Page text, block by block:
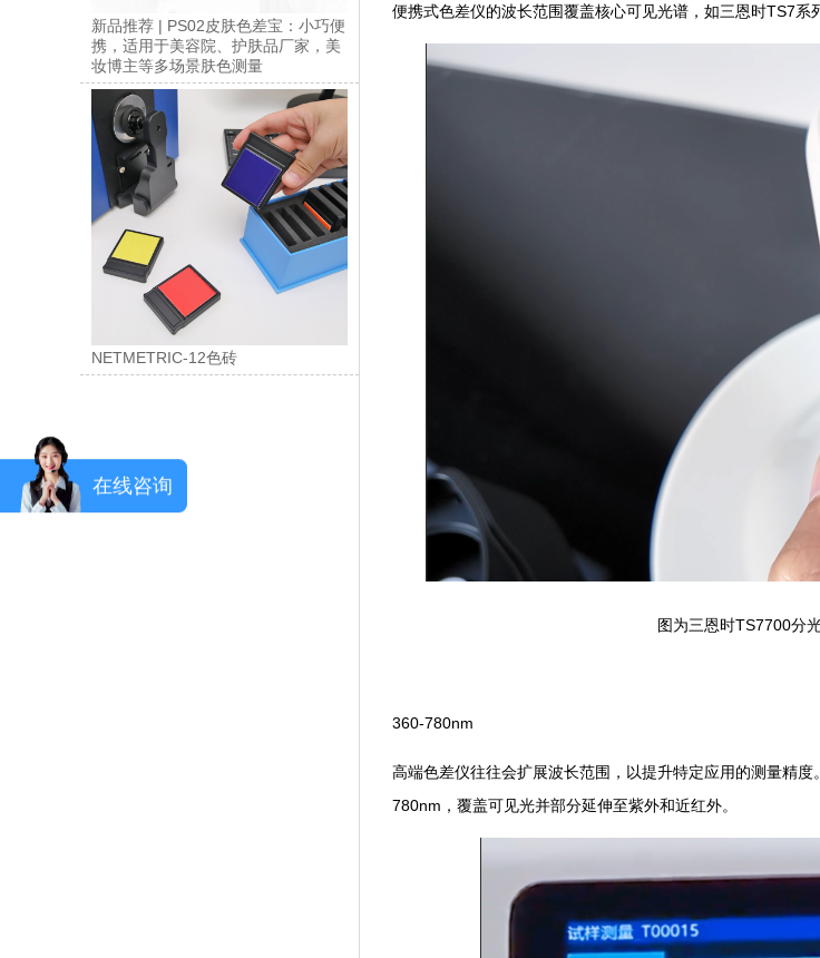
新品推荐 | PS02皮肤色差宝：小巧便
携，适用于美容院、护肤品厂家，美
妆博主等多场景肤色测量
NETMETRIC-12色砖
便携式色差仪的波长范围覆盖核心可见光谱，如三恩时TS7系
图为三恩时TS7700分
360-780nm
高端色差仪往往会扩展波长范围，以提升特定应用的测量精
780nm，覆盖可见光并部分延伸至紫外和近红外。
在线咨询